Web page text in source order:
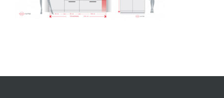
Ausstattung
Projekte